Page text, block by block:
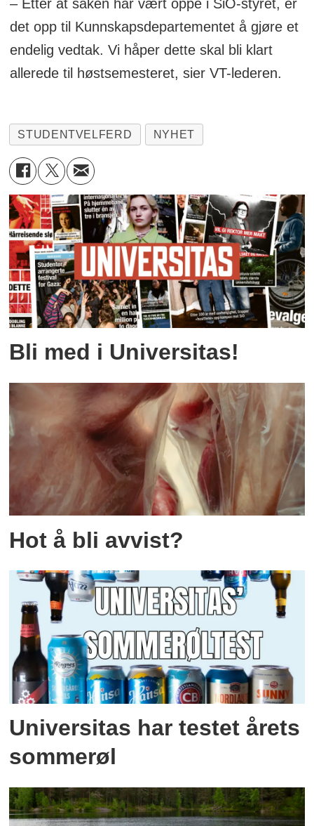
– Etter at saken har vært oppe i SiO-styret, er
det opp til Kunnskapsdepartementet å gjøre et
endelig vedtak. Vi håper dette skal bli klart
allerede til høstsemesteret, sier VT-lederen.
STUDENTVELFERD NYHET
Bli med i Universitas!
Hot å bli avvist?
Universitas har testet årets
sommerøl